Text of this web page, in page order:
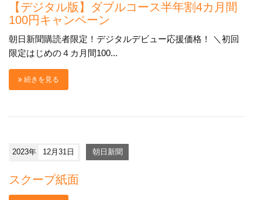
【デジタル版】ダブルコース半年割4カ月間
100円キャンペーン
朝日新聞購読者限定！デジタルデビュー応援価格！ ＼初回
限定はじめの４カ月間100...
続きを見る
2023年 12月31日 朝日新聞
スクープ紙面